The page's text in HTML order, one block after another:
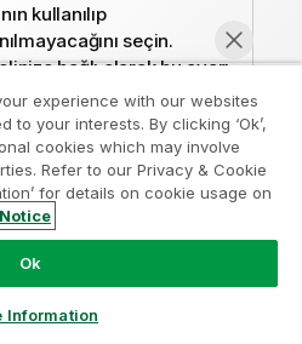
Şimdi sohbet et
kullanılıp
seçin.
bağlı olarak bu ayarı
isteyebilirsiniz.
olarak False
ayarlanmıştır. Bu ayar
talepte bulunmadan önce
hazır olmasını
API'ye gönderilen
düşürebilirsiniz.
experience with our websites
to your interests. By clicking ‘Ok’,
cookies which may involve
Refer to our Privacy & Cookie
for details on cookie usage on
Ok
Information